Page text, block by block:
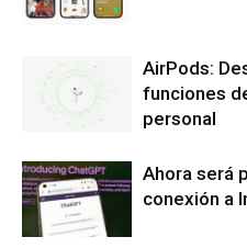
AirPods:
funciones
personal
Ahora será
conexión a